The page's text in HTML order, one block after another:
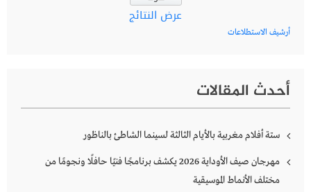
عرض النتائج
أرشيف الاستطلاعات
أحدث المقالات
ستة أفلام مغربية بالأيام الثالثة لسينما الشاطئ بالناظور
مهرجان صيف الأوداية 2026 يكشف برنامجًا فنيًا حافلًا ونجومًا من
مختلف الأنماط الموسيقية